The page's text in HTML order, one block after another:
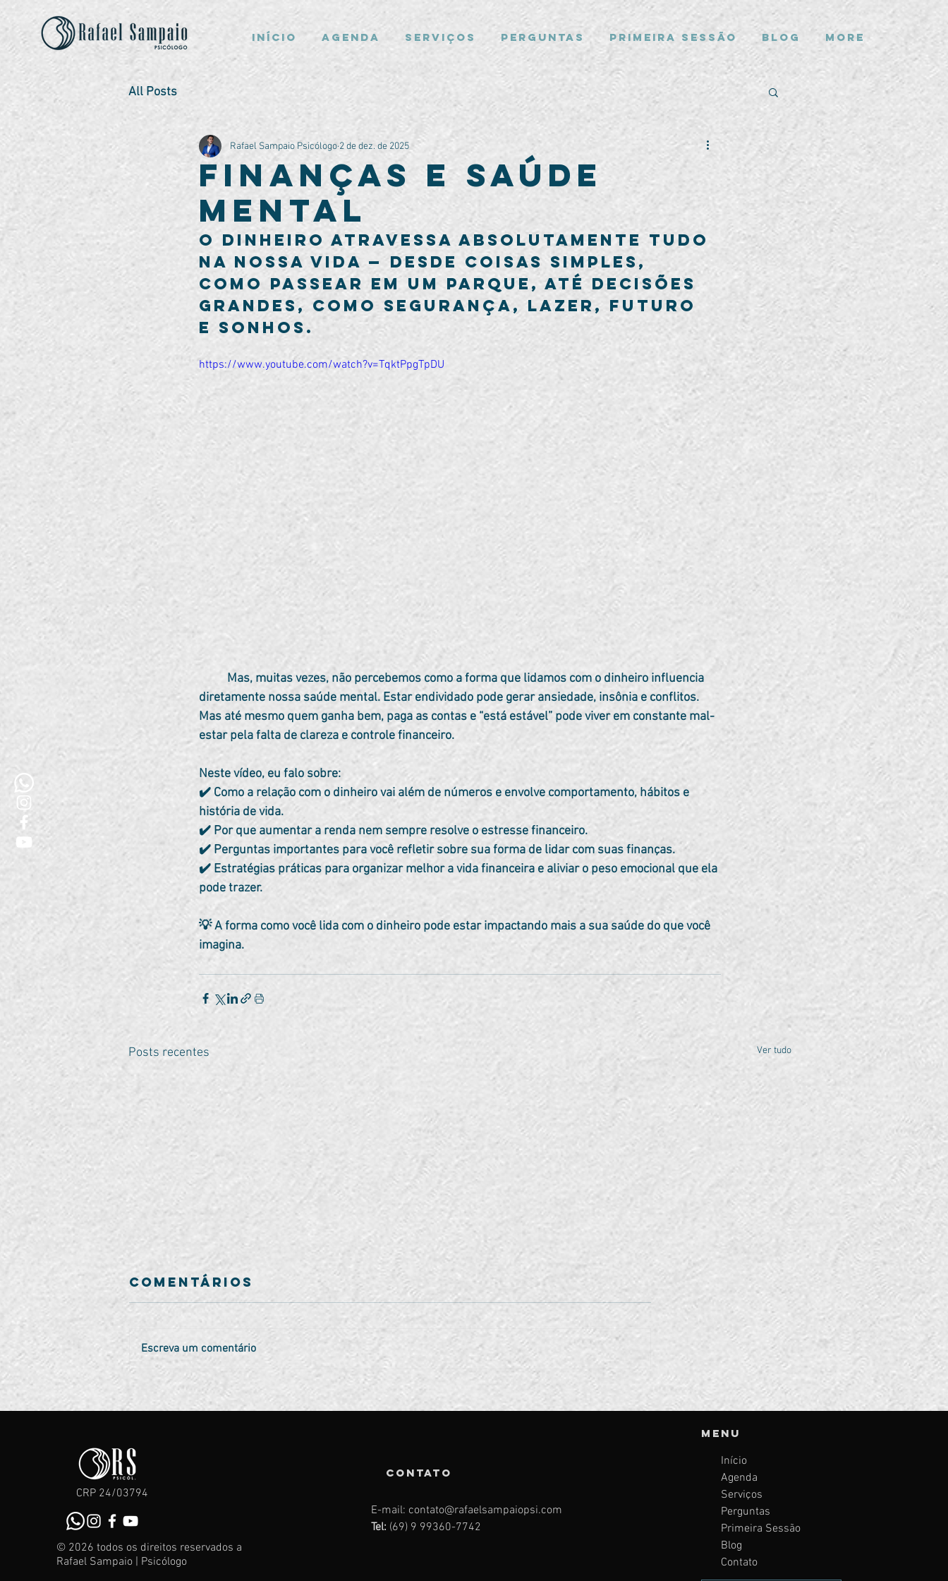
Início Agenda Serviços Perguntas Primeira Sessão Blog More
All Posts
Finanças e saúde
mental
Rafael Sampaio Psicólogo 2 de dez. de 2025
O dinheiro atravessa absolutamente tudo
na nossa vida — desde coisas simples,
como passear em um parque, até decisões
grandes, como segurança, lazer, futuro
e sonhos.
https://www.youtube.com/watch?v=TqktPpgTpDU
diretamente nossa saúde mental. Estar endividado pode gerar ansiedade, insônia e conflitos.
Mas até mesmo quem ganha bem, paga as contas e “está estável” pode viver em constante mal-
estar pela falta de clareza e controle financeiro.
Neste vídeo, eu falo sobre:
✔️ Como a relação com o dinheiro vai além de números e envolve comportamento, hábitos e
história de vida.
✔️ Por que aumentar a renda nem sempre resolve o estresse financeiro.
✔️ Perguntas importantes para você refletir sobre sua forma de lidar com suas finanças.
✔️ Estratégias práticas para organizar melhor a vida financeira e aliviar o peso emocional que ela
pode trazer.
💡 A forma como você lida com o dinheiro pode estar impactando mais a sua saúde do que você
imagina.
Posts recentes Ver tudo
Desvendando a
Auto
Desafios
Como funciona
as primeiras
O que é a
Ansiedade?
Devo procurar
Comentários
Escreva um comentário
CRP 24/03794
© 2026 todos os direitos reservados a
Rafael Sampaio | Psicólogo
CONTATO
E-mail: contato@rafaelsampaiopsi.com
Tel: (69) 9 99360-7742
Menu
Início
Agenda
Serviços
Perguntas
Primeira Sessão
Blog
Contato